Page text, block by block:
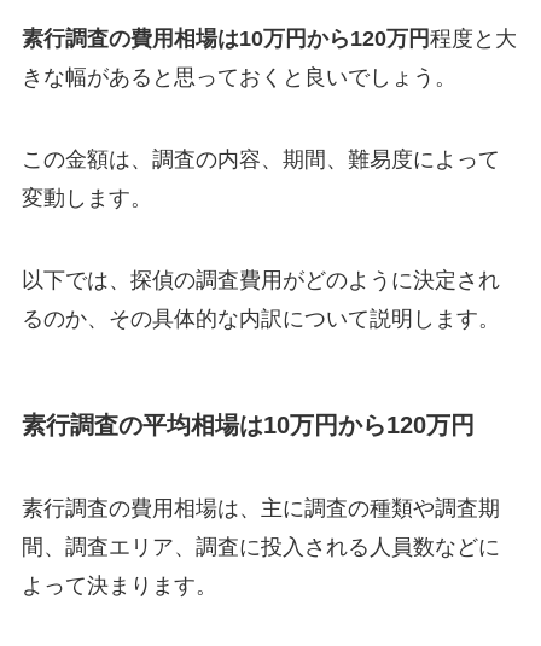
素行調査の費用相場は10万円から120万円程度と大
きな幅があると思っておくと良いでしょう。
この金額は、調査の内容、期間、難易度によって
変動します。
以下では、探偵の調査費用がどのように決定され
るのか、その具体的な内訳について説明します。
素行調査の平均相場は10万円から120万円
素行調査の費用相場は、主に調査の種類や調査期
間、調査エリア、調査に投入される人員数などに
よって決まります。